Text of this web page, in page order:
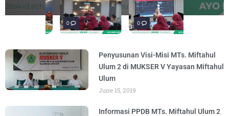
materi Literasi Digital yang
BY ADMIN AUGUST 5, 2026
Madrasah" padaAUGUST 4, 2026
KeagamaanAUGUST 3, 2026
Literasi, para siswa mengikuti latihan
BY ADMIN AUGUST 1, 2026
penguatan materi "Re-Branding
BY ADMIN AUGUST 5, 2026
materi Literasi Digital yang
BY ADMIN AUGUST 5, 2026
0
Penyusunan Visi-Misi MTs. Miftahul
Ulum 2 di MUKSER V Yayasan Miftahul
Ulum
June 15, 2019
Informasi PPDB MTs. Miftahul Ulum 2